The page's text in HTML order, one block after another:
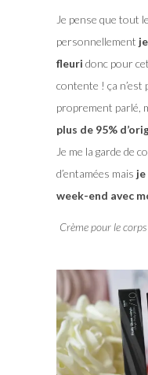
Je pense que tout
personnellement
fleuri donc pour
contente ! ça n’est
proprement parlé,
plus de 95%
Je me la garde de
d’entamées mais je
week-end avec
Crème pour le